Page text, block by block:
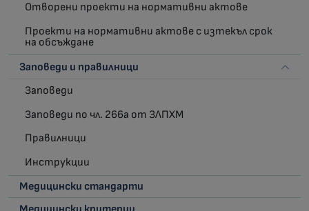
Отворени проекти на нормативни актове
Проекти на нормативни актове с изтекъл срок
на обсъждане
Заповеди и правилници
Заповеди
Заповеди по чл. 266а от ЗЛПХМ
Правилници
Инструкции
Медицински стандарти